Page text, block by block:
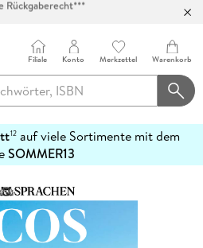
in über 100 Filialen
Filiale Konto Merkzettel Warenkorb
12auf viele Sortimente mit dem
SOMMER13